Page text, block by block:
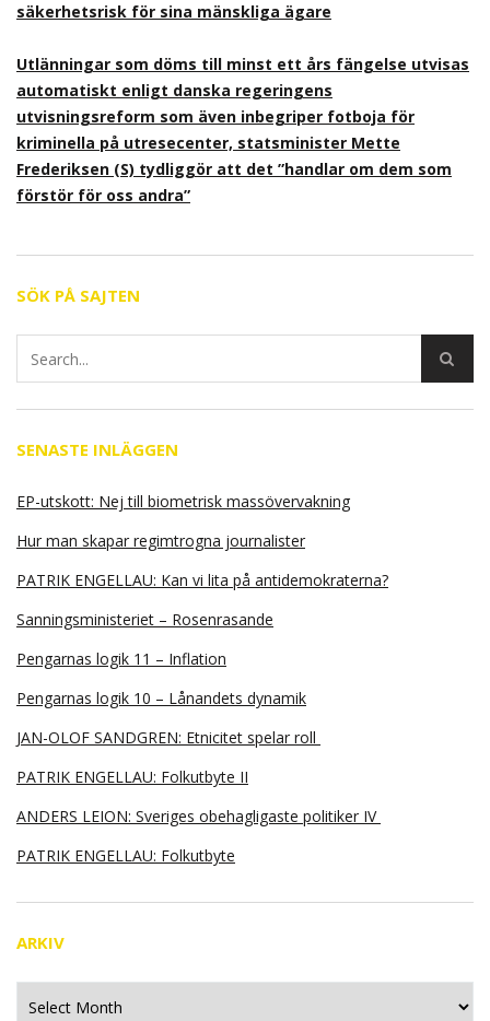
säkerhetsrisk för sina mänskliga ägare
Utlänningar som döms till minst ett års fängelse utvisas
automatiskt enligt danska regeringens
utvisningsreform som även inbegriper fotboja för
kriminella på utresecenter, statsminister Mette
Frederiksen (S) tydliggör att det ”handlar om dem som
förstör för oss andra”
SÖK PÅ SAJTEN
SENASTE INLÄGGEN
EP-utskott: Nej till biometrisk massövervakning
Hur man skapar regimtrogna journalister
PATRIK ENGELLAU: Kan vi lita på antidemokraterna?
Sanningsministeriet – Rosenrasande
Pengarnas logik 11 – Inflation
Pengarnas logik 10 – Lånandets dynamik
JAN-OLOF SANDGREN: Etnicitet spelar roll
PATRIK ENGELLAU: Folkutbyte II
ANDERS LEION: Sveriges obehagligaste politiker IV
PATRIK ENGELLAU: Folkutbyte
ARKIV